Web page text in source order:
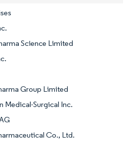
Science Limited
Group Limited
Medical-Surgical Inc.
Co., Ltd.